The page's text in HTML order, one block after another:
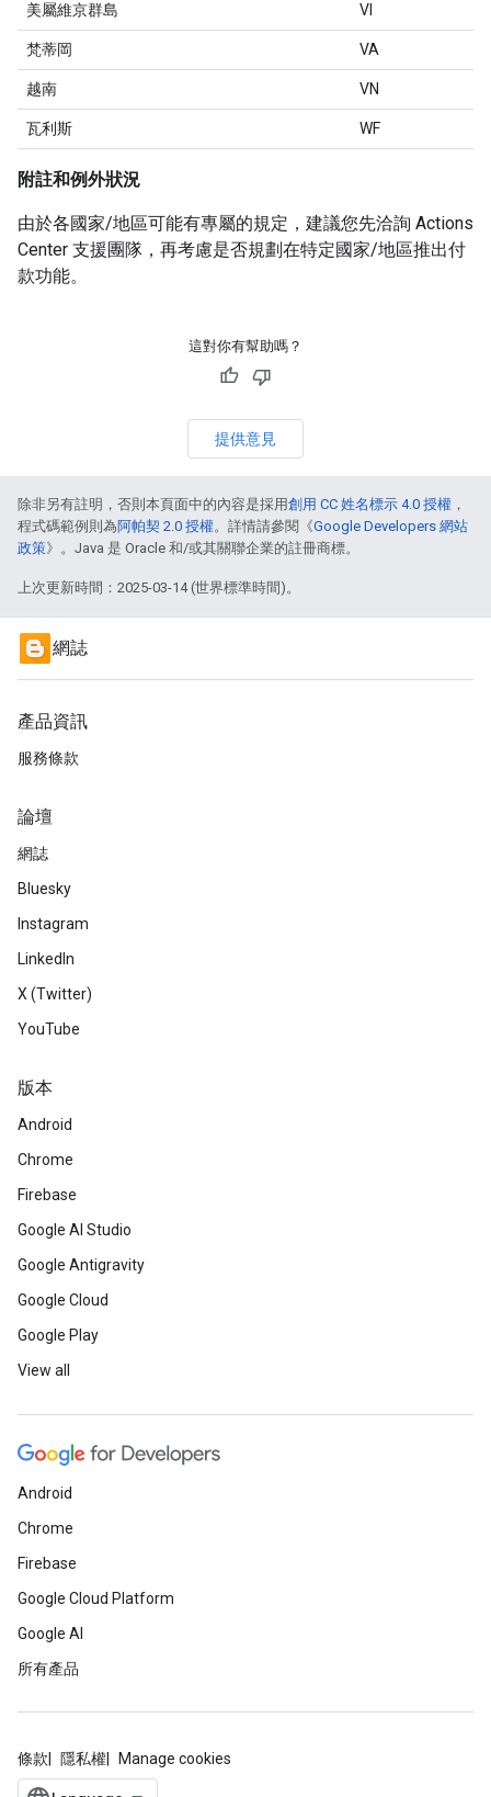
美屬維京群島 VI
梵蒂岡 VA
越南 VN
瓦利斯 WF
附註和例外狀況
由於各國家/地區可能有專屬的規定，建議您先洽詢 Actions
Center 支援團隊，再考慮是否規劃在特定國家/地區推出付
款功能。
這對你有幫助嗎？
提供意見
除非另有註明，否則本頁面中的內容是採用創用 CC 姓名標示 4.0 授權 ，
程式碼範例則為阿帕契 2.0 授權。詳情請參閱《Google Developers 網站
政策》。Java 是 Oracle 和/或其關聯企業的註冊商標。
上次更新時間：2025-03-14 (世界標準時間)。
網誌
產品資訊
服務條款
論壇
網誌
Bluesky
Instagram
LinkedIn
X (Twitter)
YouTube
版本
Android
Chrome
Firebase
Google AI Studio
Google Antigravity
Google Cloud
Google Play
View all
Android
Chrome
Firebase
Google Cloud Platform
Google AI
所有產品
條款 隱私權 Manage cookies